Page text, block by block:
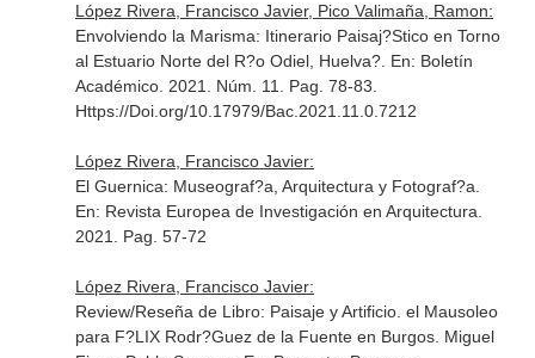
López Rivera, Francisco Javier, Pico Valimaña, Ramon:
Envolviendo la Marisma: Itinerario Paisaj?Stico en Torno
al Estuario Norte del R?o Odiel, Huelva?. En: Boletín
Académico. 2021. Núm. 11. Pag. 78-83.
Https://Doi.org/10.17979/Bac.2021.11.0.7212
López Rivera, Francisco Javier:
El Guernica: Museograf?a, Arquitectura y Fotograf?a.
En: Revista Europea de Investigación en Arquitectura
2021. Pag. 57-72
López Rivera, Francisco Javier:
Review/Reseña de Libro: Paisaje y Artificio. el Mausoleo
para F?LIX Rodr?Guez de la Fuente en Burgos. Miguel